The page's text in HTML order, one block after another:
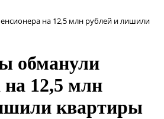
на 12,5 млн рублей и лишили
обманули
на 12,5 млн
квартиры